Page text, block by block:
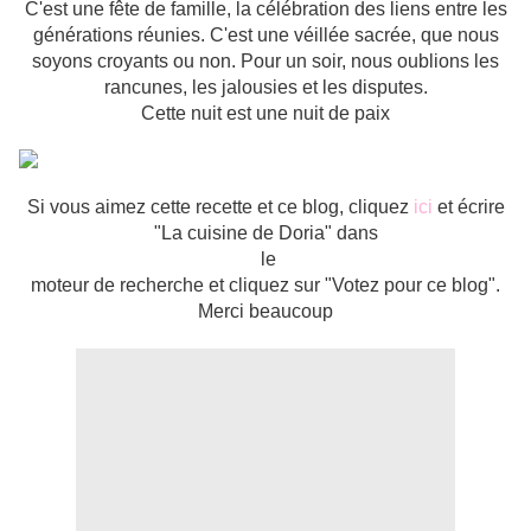
C'est une fête de famille, la célébration des liens entre les
générations réunies. C'est une véillée sacrée, que nous
soyons croyants ou non. Pour un soir, nous oublions les
rancunes, les jalousies et les disputes.
Cette nuit est une nuit de paix
Si vous aimez cette recette et ce blog, cliquez ici et écrire
"La cuisine de Doria" dans
le
moteur de recherche et cliquez sur "Votez pour ce blog".
Merci beaucoup